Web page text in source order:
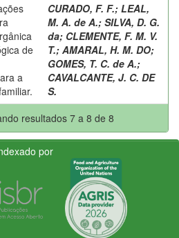
de
a
CURADO, F. F.; LEAL,
M. A. de A.; SILVA, D. G.
da; CLEMENTE, F. M. V.
T.; AMARAL, H. M. DO;
GOMES, T. C. de A.;
CAVALCANTE, J. C. DE
S.
resultados 7 a 8 de 8
por